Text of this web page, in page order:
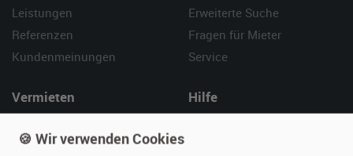
Leistungen
Referenzen
Kundenmeinungen
Erweiterte Suche
Fragen für Mieter
Service
Vermieten
Fotos senden
Hilfe
🍪 Wir verwenden Cookies